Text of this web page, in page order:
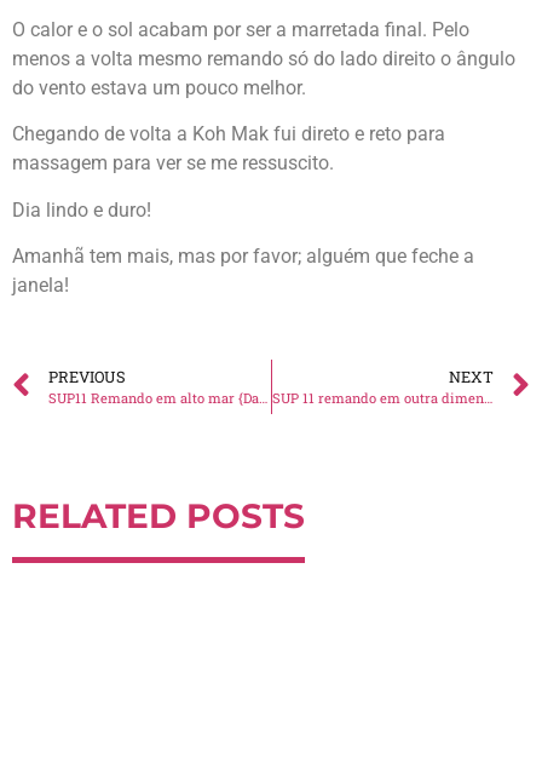
O calor e o sol acabam por ser a marretada final. Pelo
menos a volta mesmo remando só do lado direito o ângulo
do vento estava um pouco melhor.
Chegando de volta a Koh Mak fui direto e reto para
massagem para ver se me ressuscito.
Dia lindo e duro!
Amanhã tem mais, mas por favor; alguém que feche a
janela!
PREVIOUS NEXT
RELATED POSTS